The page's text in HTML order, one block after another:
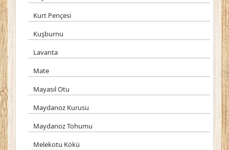
Kurt Pençesi
Kuşburnu
Lavanta
Mate
Mayasıl Otu
Maydanoz Kurusu
Maydanoz Tohumu
Melekotu Kökü